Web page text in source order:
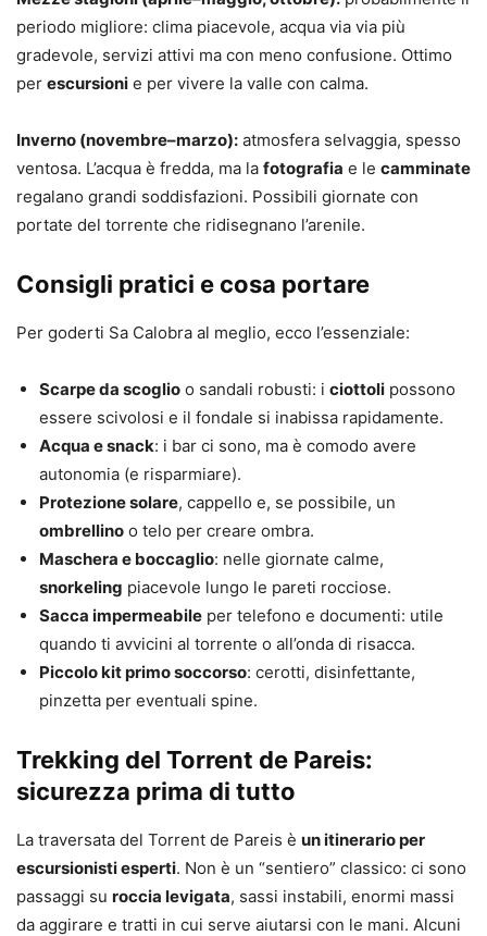
periodo migliore: clima piacevole, acqua via via più
gradevole, servizi attivi ma con meno confusione. Ottimo
per escursioni e per vivere la valle con calma.
Inverno (novembre–marzo): atmosfera selvaggia, spesso
ventosa. L’acqua è fredda, ma la fotografia e le camminate
regalano grandi soddisfazioni. Possibili giornate con
portate del torrente che ridisegnano l’arenile.
Consigli pratici e cosa portare
Per goderti Sa Calobra al meglio, ecco l’essenziale:
Scarpe da scoglio o sandali robusti: i ciottoli possono
essere scivolosi e il fondale si inabissa rapidamente.
Acqua e snack: i bar ci sono, ma è comodo avere
autonomia (e risparmiare).
Protezione solare, cappello e, se possibile, un
ombrellino o telo per creare ombra.
Maschera e boccaglio: nelle giornate calme,
snorkeling piacevole lungo le pareti rocciose.
Sacca impermeabile per telefono e documenti: utile
quando ti avvicini al torrente o all’onda di risacca.
Piccolo kit primo soccorso: cerotti, disinfettante,
pinzetta per eventuali spine.
Trekking del Torrent de Pareis:
sicurezza prima di tutto
La traversata del Torrent de Pareis è un itinerario per
escursionisti esperti. Non è un “sentiero” classico: ci sono
passaggi su roccia levigata, sassi instabili, enormi massi
da aggirare e tratti in cui serve aiutarsi con le mani. Alcuni